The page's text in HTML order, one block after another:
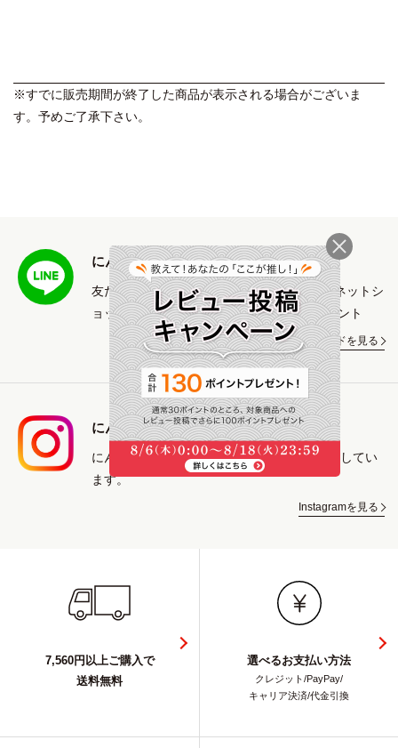
※すでに販売期間が終了した商品が表示される場合がございま
す。予めご了承下さい。
にんべん専門店LINE公式アカウント
友だち追加＆LINE ID連携で「にんべん公式ネットシ
ョップで使える」500円OFFクーポンプレゼント
ご利用ガイドを見る
にんべん専門店 Instagram
にんべんの商品や鰹節を使ったレシピを紹介してい
ます。
Instagramを見る
7,560円以上ご購入で
送料無料
選べるお支払い方法
クレジット/PayPay/
キャリア決済/代金引換